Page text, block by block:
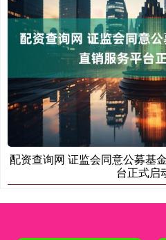
配资查询网 证监会同意公募基
台正式启